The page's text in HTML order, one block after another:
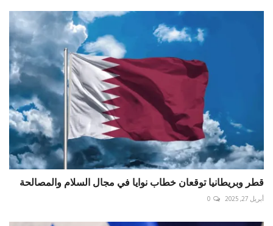
قطر وبريطانيا توقعان خطاب نوايا في مجال السلام والمصالحة
أبريل 27, 2025 0